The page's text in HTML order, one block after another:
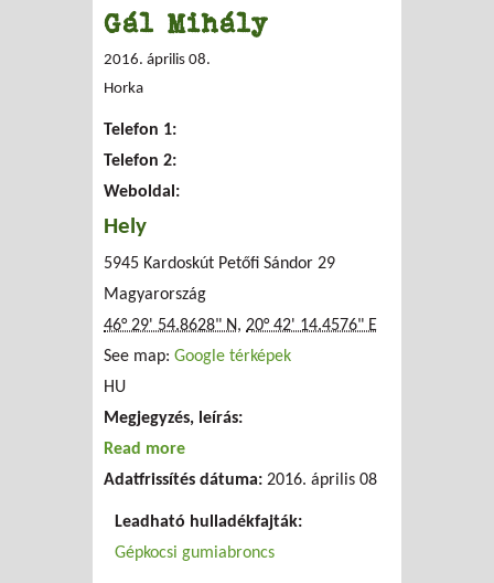
Gál Mihály
2016. április 08.
Horka
Telefon 1:
Telefon 2:
Weboldal:
Hely
5945 Kardoskút Petőfi Sándor 29
Magyarország
46° 29' 54.8628" N, 20° 42' 14.4576" E
See map: Google térképek
HU
Megjegyzés, leírás:
Read more
Adatfrissítés dátuma: 2016. április 08
Leadható hulladékfajták:
Gépkocsi gumiabroncs